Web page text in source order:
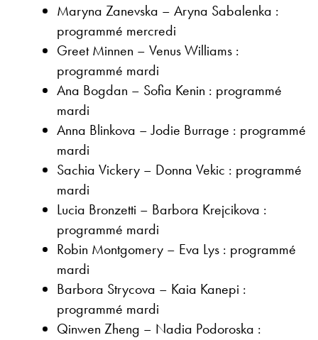
Maryna Zanevska – Aryna Sabalenka :
programmé mercredi
Greet Minnen – Venus Williams :
programmé mardi
Ana Bogdan – Sofia Kenin : programmé
mardi
Anna Blinkova – Jodie Burrage : programmé
mardi
Sachia Vickery – Donna Vekic : programmé
mardi
Lucia Bronzetti – Barbora Krejcikova :
programmé mardi
Robin Montgomery – Eva Lys : programmé
mardi
Barbora Strycova – Kaia Kanepi :
programmé mardi
Qinwen Zheng – Nadia Podoroska :